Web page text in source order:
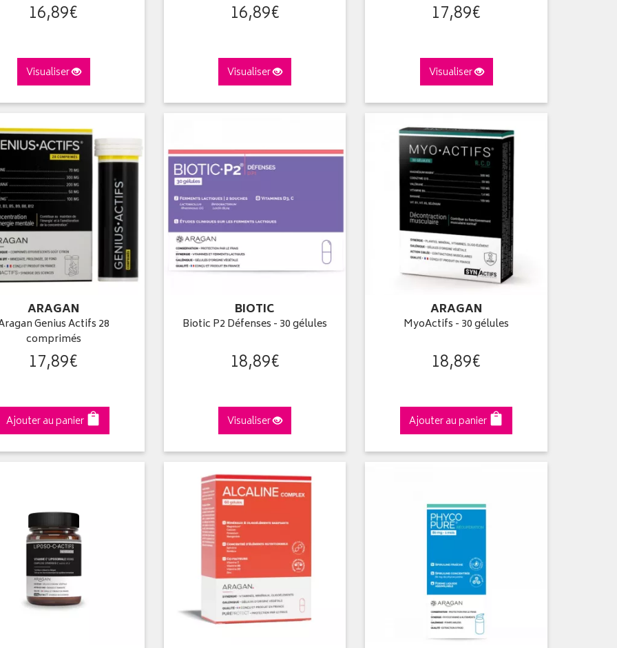
16,89€
Visualiser
16,89€
Visualiser
17,89€
Visualiser
ARAGAN
Genius Actifs 28
comprimés
17,89€
Ajouter au panier
BIOTIC
Biotic P2 Défenses - 30 gélules
18,89€
Visualiser
ARAGAN
MyoActifs - 30 gélules
18,89€
Ajouter au panier